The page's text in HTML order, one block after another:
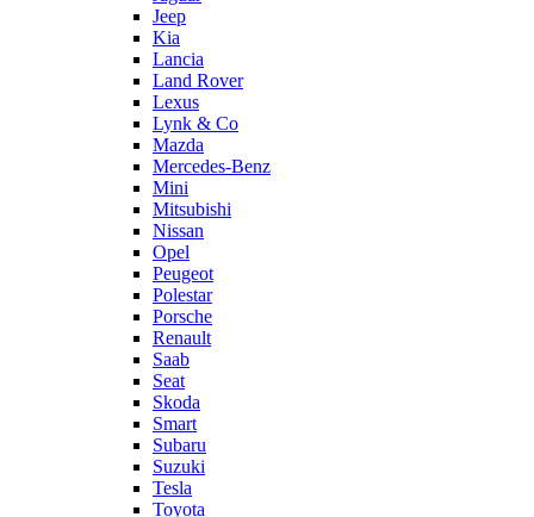
Jeep
Kia
Lancia
Land Rover
Lexus
Lynk & Co
Mazda
Mercedes-Benz
Mini
Mitsubishi
Nissan
Opel
Peugeot
Polestar
Porsche
Renault
Saab
Seat
Skoda
Smart
Subaru
Suzuki
Tesla
Toyota